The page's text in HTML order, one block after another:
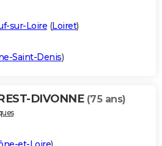
sur-Loire (Loiret)
Saint-Denis)
DIVONNE (75 ans)